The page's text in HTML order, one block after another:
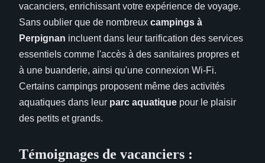
vacanciers, enrichissant votre expérience de voyage.
Sans oublier que de nombreux campings à
Perpignan incluent dans leur tarification des services
essentiels comme l'accès à des sanitaires propres et
à une buanderie, ainsi qu'une connexion Wi-Fi.
Certains campings proposent même des activités
aquatiques dans leur parc aquatique pour le plaisir
des petits et grands.
Témoignages de vacanciers :